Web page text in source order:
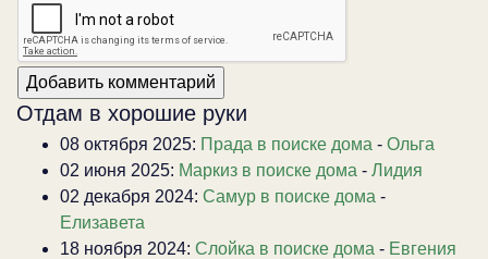
Отдам в хорошие руки
08 октября 2025: Прада в поиске дома - Ольга
02 июня 2025: Маркиз в поиске дома - Лидия
02 декабря 2024: Самур в поиске дома -
Елизавета
18 ноября 2024: Слойка в поиске дома - Евгения